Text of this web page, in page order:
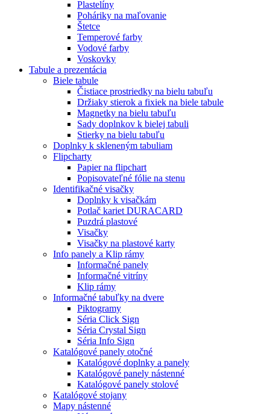
Plastelíny
Poháriky na maľovanie
Štetce
Temperové farby
Vodové farby
Voskovky
Tabule a prezentácia
Biele tabule
Čistiace prostriedky na bielu tabuľu
Držiaky stierok a fixiek na biele tabule
Magnetky na bielu tabuľu
Sady doplnkov k bielej tabuli
Stierky na bielu tabuľu
Doplnky k skleneným tabuliam
Flipcharty
Papier na flipchart
Popisovateľné fólie na stenu
Identifikačné visačky
Doplnky k visačkám
Potlač kariet DURACARD
Puzdrá plastové
Visačky
Visačky na plastové karty
Info panely a Klip rámy
Informačné panely
Informačné vitríny
Klip rámy
Informačné tabuľky na dvere
Piktogramy
Séria Click Sign
Séria Crystal Sign
Séria Info Sign
Katalógové panely otočné
Katalógové doplnky a panely
Katalógové panely nástenné
Katalógové panely stolové
Katalógové stojany
Mapy nástenné